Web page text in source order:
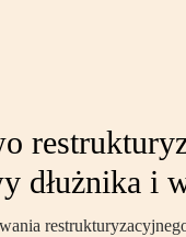
dłużnika i